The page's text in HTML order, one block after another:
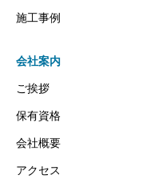
国の機関等の
個人情報の利用
施工事例
会社案内
ご挨拶
保有資格
会社概要
アクセス